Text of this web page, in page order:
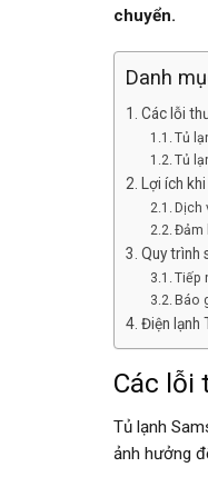
chuyển.
Danh
Các lỗi
Tủ
Tủ
Lợi ích
Dịch
Đảm
Quy trình
Tiếp
Báo
Điện lạnh
Các lỗi
Tủ lạnh
ảnh hưởng